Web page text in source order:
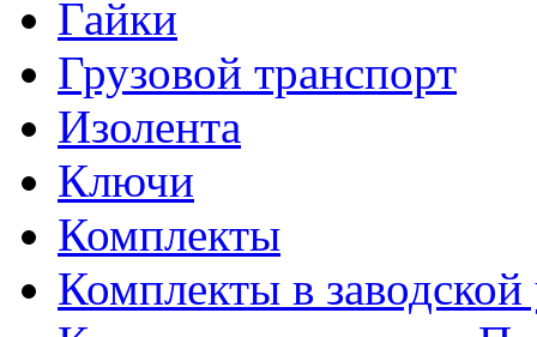
Гайки
Грузовой транспорт
Изолента
Ключи
Комплекты
Комплекты в заводской